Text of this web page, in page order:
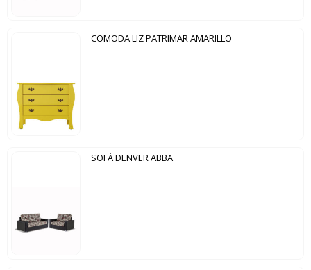
COMODA LIZ PATRIMAR AMARILLO
SOFÁ DENVER ABBA